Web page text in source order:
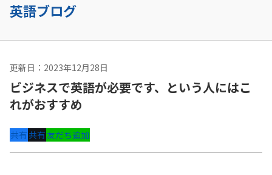
英語ブログ
更新日：2023年12月28日
ビジネスで英語が必要です、という人にはこ
れがおすすめ
共有共有友だち追加